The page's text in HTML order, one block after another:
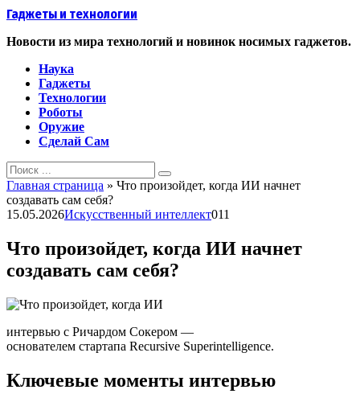
Перейти
контенту
Гаджеты и технологии
Новости из мира технологий и новинок носимых гаджетов.
Наука
Гаджеты
Технологии
Роботы
Оружие
Сделай Сам
Search
for:
Главная страница » Что произойдет, когда ИИ начнет
создавать сам себя?
15.05.2026Искусственный интеллект011
Что произойдет, когда ИИ начнет
создавать сам себя?
интервью с Ричардом Сокером —
основателем стартапа Recursive Superintelligence.
Ключевые моменты интервью